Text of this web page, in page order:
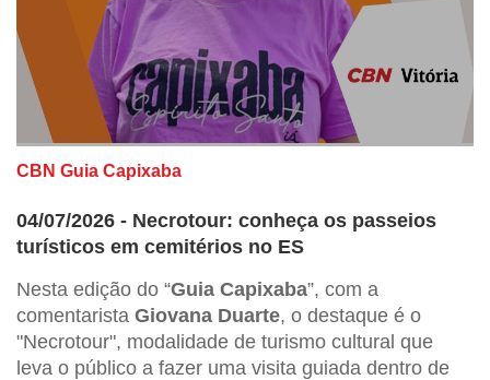
CBN Guia Capixaba
04/07/2026 - Necrotour: conheça os passeios
turísticos em cemitérios no ES
Nesta edição do “Guia Capixaba”, com a
comentarista Giovana Duarte, o destaque é o
"Necrotour", modalidade de turismo cultural que
leva o público a fazer uma visita guiada dentro de